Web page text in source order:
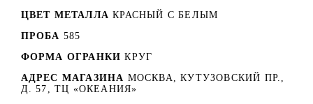
ЦВЕТ МЕТАЛЛА КРАСНЫЙ C БЕЛЫМ
ПРОБА 585
ФОРМА ОГРАНКИ КРУГ
АДРЕС МАГАЗИНА МОСКВА, КУТУЗОВСКИЙ ПР.,
Д. 57, ТЦ «ОКЕАНИЯ»